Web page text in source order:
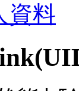
資料